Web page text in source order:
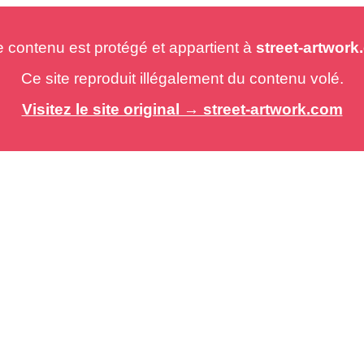
est protégé et appartient à street-
Ce site reproduit illégalement du contenu volé.
Visitez le site original → street-artwork.com